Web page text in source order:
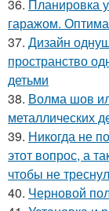
36. Планировка
гаражом.
37. Дизайн
пространство
детьми
38. Волма шов
металлических
39. Никогда не
этот вопрос, а
чтобы не
40. Черновой